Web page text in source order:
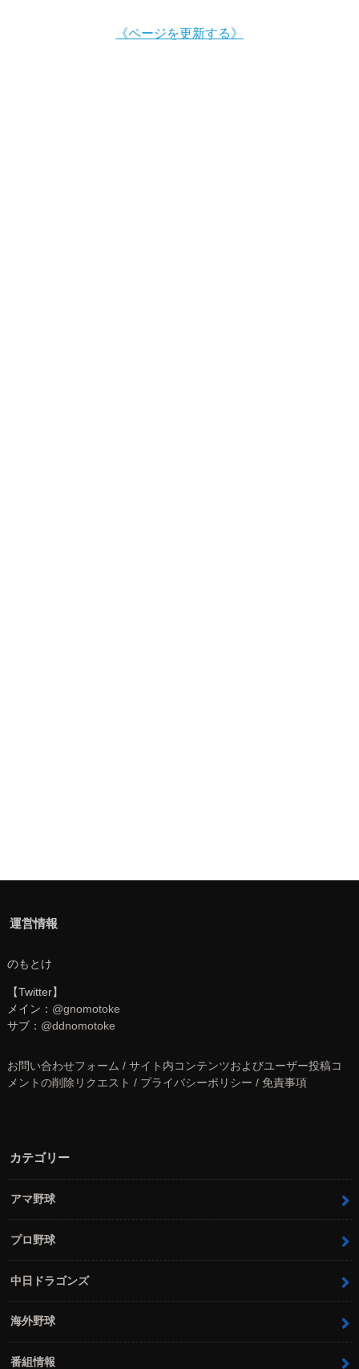
《ページを更新する》
運営情報
のもとけ
【Twitter】
メイン： @gnomotoke
サブ： @ddnomotoke
お問い合わせフォーム / サイト内コンテンツおよびユーザー投稿コ
メントの削除リクエスト / プライバシーポリシー / 免責事項
カテゴリー
アマ野球
プロ野球
中日ドラゴンズ
海外野球
番組情報